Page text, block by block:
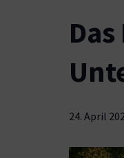
24. April